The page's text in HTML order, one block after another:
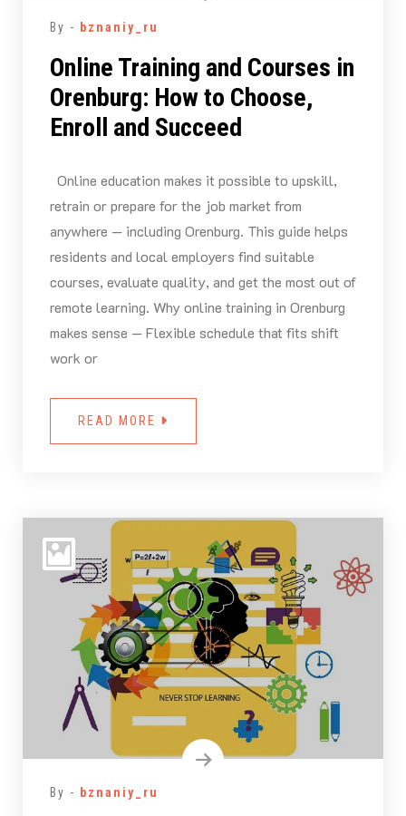
By - bznaniy_ru
Online Training and Courses in
Orenburg: How to Choose,
Enroll and Succeed
Online education makes it possible to upskill,
retrain or prepare for the job market from
anywhere — including Orenburg. This guide helps
residents and local employers find suitable
courses, evaluate quality, and get the most out of
remote learning. Why online training in Orenburg
makes sense — Flexible schedule that fits shift
work or
READ MORE
By - bznaniy_ru